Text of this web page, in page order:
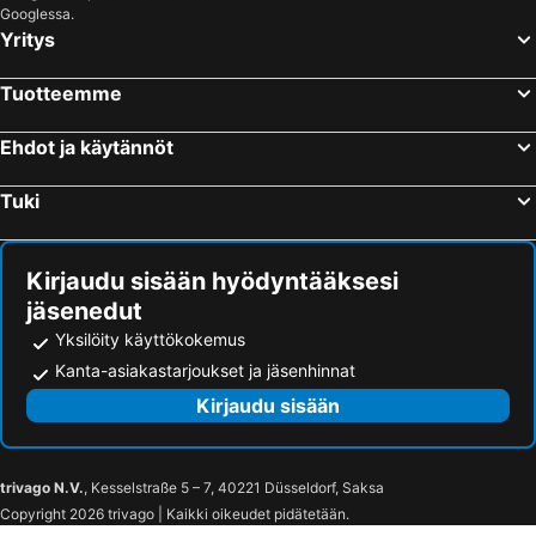
Smedsgården Hotel
Åsgardane Gjestegard
Storestolen Fjellhotell
Ranten Hotell Best Western Signature Collection
Kleivstua Hotel
Googlessa.
Yritys
Tuotteemme
Ehdot ja käytännöt
Tuki
Kirjaudu sisään hyödyntääksesi
jäsenedut
Yksilöity käyttökokemus
Kanta-asiakastarjoukset ja jäsenhinnat
Kirjaudu sisään
trivago N.V., Kesselstraße 5 – 7, 40221 Düsseldorf, Saksa
Copyright 2026 trivago | Kaikki oikeudet pidätetään.